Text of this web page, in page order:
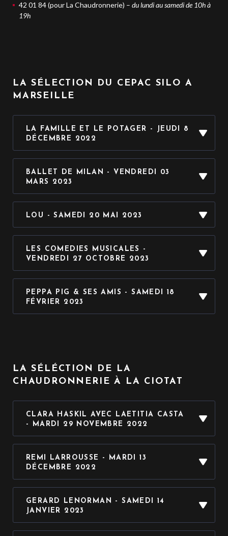
42 01 84 (pour La Chaudronnerie) – du lundi au samedi de 10h à
19h
LA SÉLECTION DU CEPAC SILO A
MARSEILLE
LA FAMILLE ET LE POTAGER - JEUDI 8
DÉCEMBRE 2022
BALLET DE MILAN - VENDREDI 03
MARS 2023
LOU - SAMEDI 20 MAI 2023
LES COMEDIES MUSICALES -
VENDREDI 27 OCTOBRE 2023
J’EN PROFITE
PEPPA PIG & SES AMIS - SAMEDI 18
FÉVRIER 2023
J’EN PROFITE
LA SÉLÉCTION DE LA
CHAUDRONNERIE À LA CIOTAT
CLARA HASKIL AVEC LAETITIA CASTA
- MARDI 29 NOVEMBRE 2022
REMI LARROUSSE - MARDI 13
DÉCEMBRE 2022
mardi 13 décembre 2022 · 20h00
GERARD LENORMAN - SAMEDI 14
JANVIER 2023